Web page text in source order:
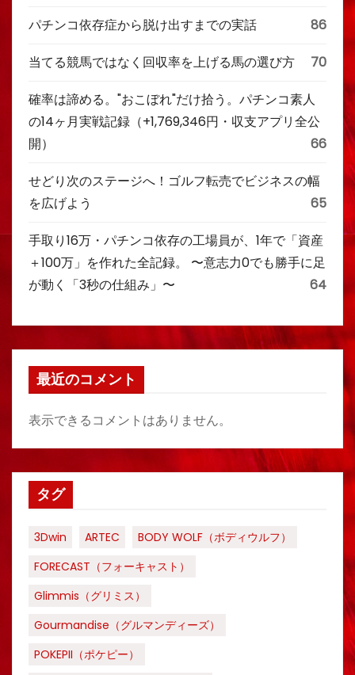
パチンコ依存症から脱け出すまでの実話 86
当てる競馬ではなく回収率を上げる馬の選び方 70
確率は諦める。"おこぼれ"だけ拾う。パチンコ素人
の14ヶ月実戦記録（+1,769,346円・収支アプリ全公
開）
66
せどり次のステージへ！ゴルフ転売でビジネスの幅
を広げよう
65
手取り16万・パチンコ依存の工場員が、1年で「資産
＋100万」を作れた全記録。 〜意志力0でも勝手に足
が動く「3秒の仕組み」〜
64
最近のコメント
表示できるコメントはありません。
タグ
3Dwin ARTEC
BODY WOLF（ボディウルフ）
FORECAST（フォーキャスト）
Glimmis（グリミス）
Gourmandise（グルマンディーズ）
POKEPII（ポケピー）